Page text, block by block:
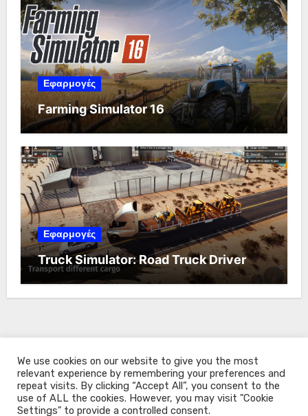
Εφαρμογές
Farming Simulator 16
Εφαρμογές
Truck Simulator: Road Truck Driver
We use cookies on our website to give you the most
relevant experience by remembering your preferences and
repeat visits. By clicking “Accept All”, you consent to the
use of ALL the cookies. However, you may visit "Cookie
Settings" to provide a controlled consent.